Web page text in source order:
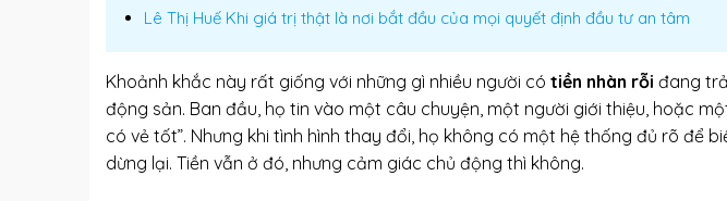
Lê Thị Huế Khi giá trị thật là nơi bắt đầu của mọi quyết định đầu tư an tâm
Khoảnh khắc này rất giống với những gì nhiều người có tiền nhàn rỗi đang
động sản. Ban đầu, họ tin vào một câu chuyện, một người giới thiệu, hoặc
có vẻ tốt”. Nhưng khi tình hình thay đổi, họ không có một hệ thống đủ rõ để
dừng lại. Tiền vẫn ở đó, nhưng cảm giác chủ động thì không.